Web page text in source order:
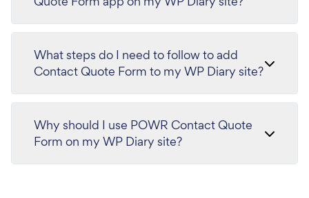
What steps do I need to follow to add
Contact Quote Form to my WP Diary site?
Why should I use POWR Contact Quote
Form on my WP Diary site?